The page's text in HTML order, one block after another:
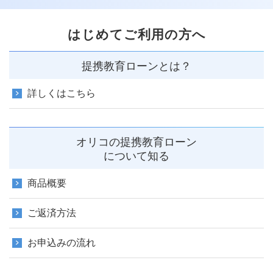
はじめてご利用の方へ
提携教育ローンとは？
詳しくはこちら
オリコの提携教育ローン
について知る
商品概要
ご返済方法
お申込みの流れ